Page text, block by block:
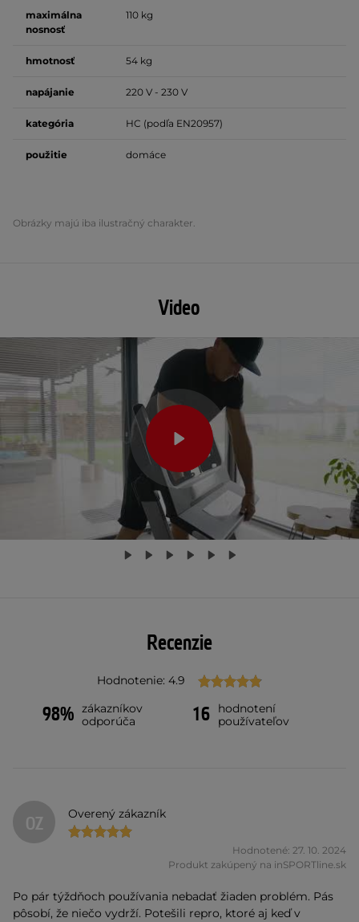
maximálna
nosnosť
110 kg
hmotnosť 54 kg
napájanie 220 V - 230 V
kategória HC (podľa EN20957)
použitie domáce
Obrázky majú iba ilustračný charakter.
Video
Recenzie
Hodnotenie: 4.9
98% zákazníkov
odporúča
16
hodnotení
používateľov
OZ Overený zákazník
Hodnotené: 27. 10. 2024
Produkt zakúpený na inSPORTline.sk
Po pár týždňoch používania nebadať žiaden problém. Pás
pôsobí, že niečo vydrží. Potešili repro, ktoré aj keď v